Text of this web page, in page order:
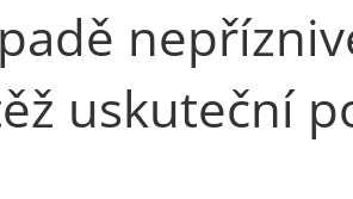
uskuteční